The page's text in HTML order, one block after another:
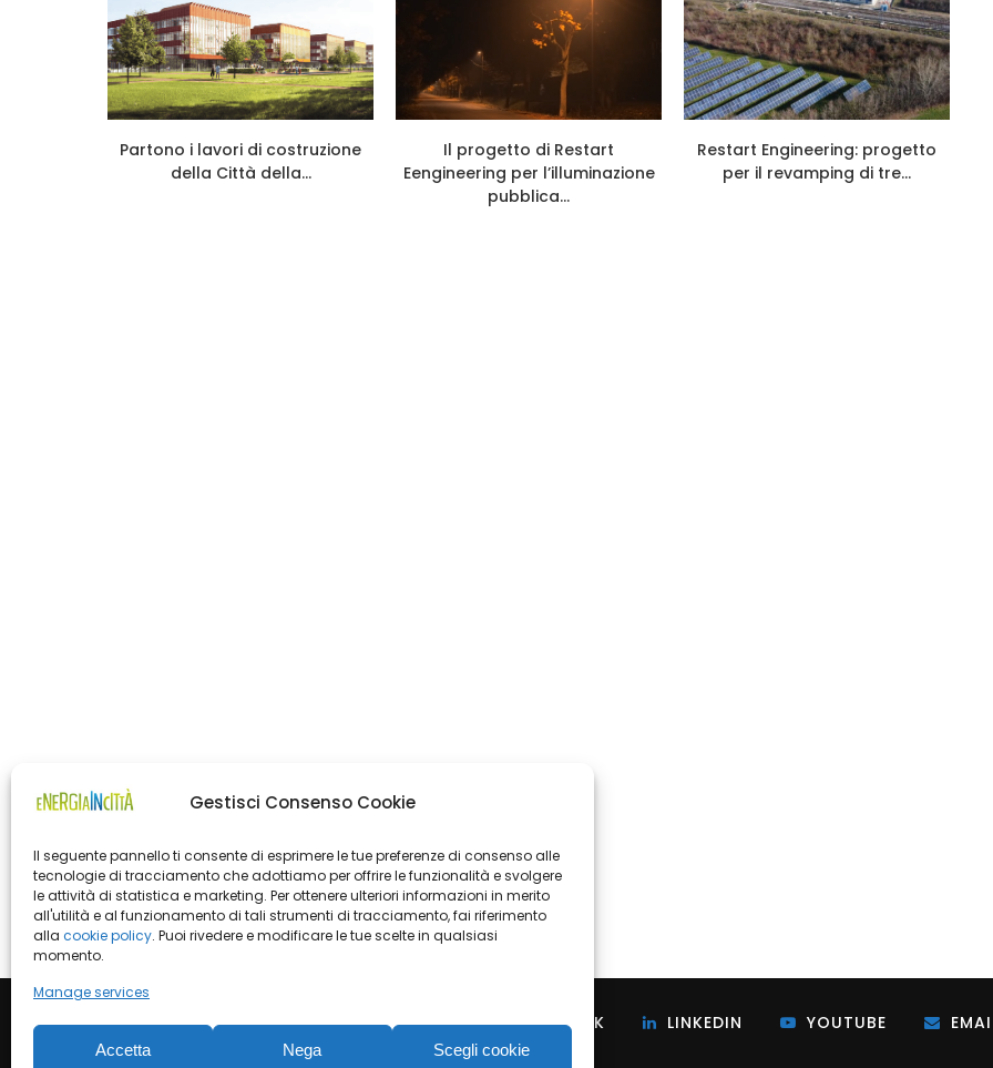
Gestisci Consenso Cookie
Il seguente pannello ti consente di esprimere le tue preferenze di consenso alle
tecnologie di tracciamento che adottiamo per offrire le funzionalità e svolgere
le attività di statistica e marketing. Per ottenere ulteriori informazioni in merito
all'utilità e al funzionamento di tali strumenti di tracciamento, fai riferimento
alla cookie policy. Puoi rivedere e modificare le tue scelte in qualsiasi
momento.
Manage services
Accetta Nega Scegli cookie
Partono i lavori di costruzione
della Città della...
Il progetto di Restart
Eengineering per l’illuminazione
pubblica...
Restart Engineering: progetto
per il revamping di tre...
FACEBOOK LINKEDIN YOUTUBE